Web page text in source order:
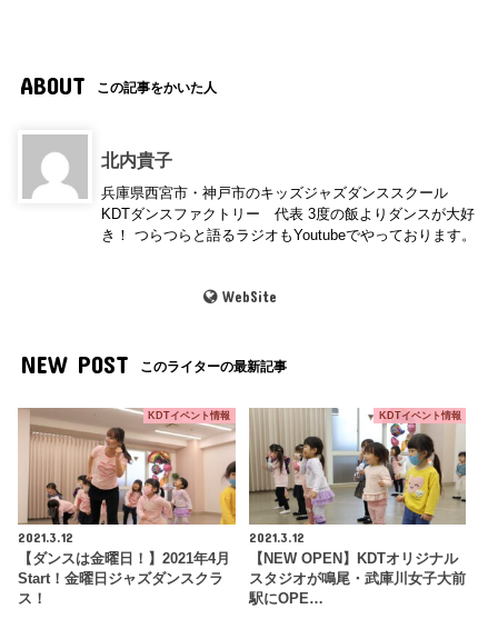
ABOUT この記事をかいた人
北内貴子
兵庫県西宮市・神戸市のキッズジャズダンススクール
KDTダンスファクトリー 代表 3度の飯よりダンスが大好
き！ つらつらと語るラジオもYoutubeでやっております。
WebSite
NEW POST このライターの最新記事
KDTイベント情報
2021.3.12
【ダンスは金曜日！】2021年4月
Start！金曜日ジャズダンスクラ
ス！
KDTイベント情報
2021.3.12
【NEW OPEN】KDTオリジナル
スタジオが鳴尾・武庫川女子大前
駅にOPE…